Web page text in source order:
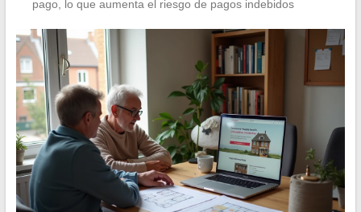
pago, lo que aumenta el riesgo de pagos indebidos